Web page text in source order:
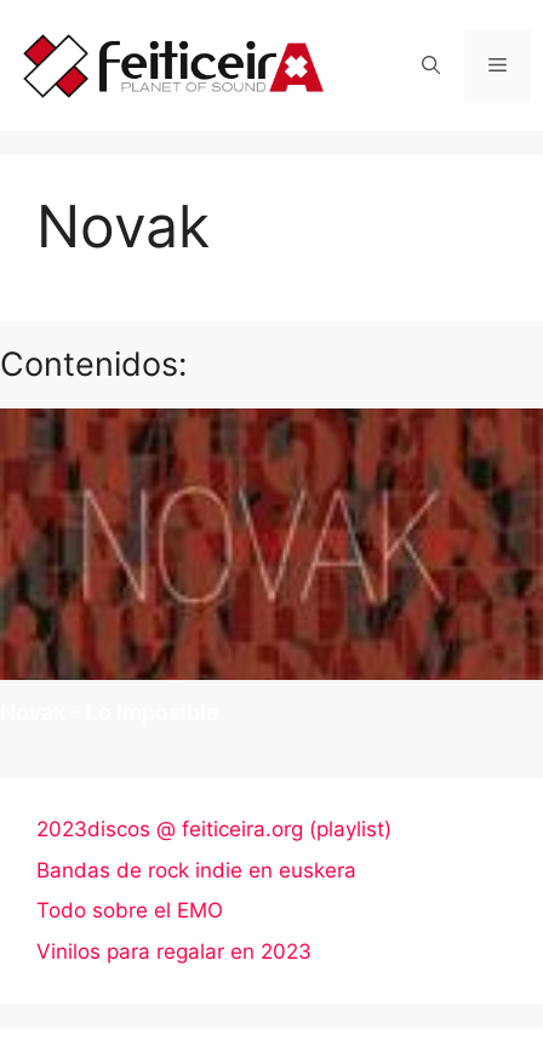
contenido
Novak
Contenidos:
2023discos @ feiticeira.org (playlist)
Bandas de rock indie en euskera
Todo sobre el EMO
Vinilos para regalar en 2023